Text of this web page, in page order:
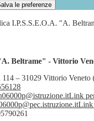
le preferenze
I.P.S.S.E.O.A. "A.
Beltrame" - Vittorio
114 – 31029 Vittorio Veneto
Link
Link